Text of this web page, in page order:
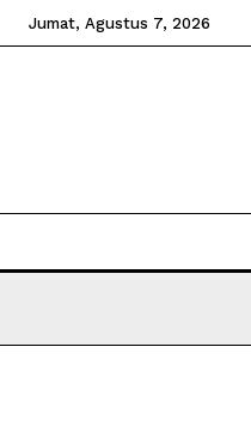
Jumat, Agustus 7, 2026